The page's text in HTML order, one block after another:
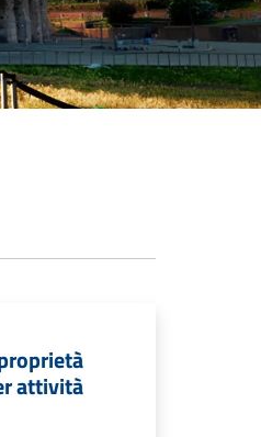
attività